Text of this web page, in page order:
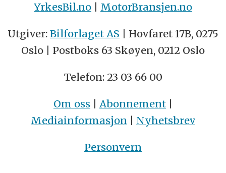
YrkesBil.no
MotorBransjen.no
Utgiver: Bilforlaget AS | Hovfaret 17B, 0275
Oslo | Postboks 63 Skøyen, 0212 Oslo
Telefon: 23 03 66 00
Om oss | Abonnement |
Mediainformasjon | Nyhetsbrev
Personvern